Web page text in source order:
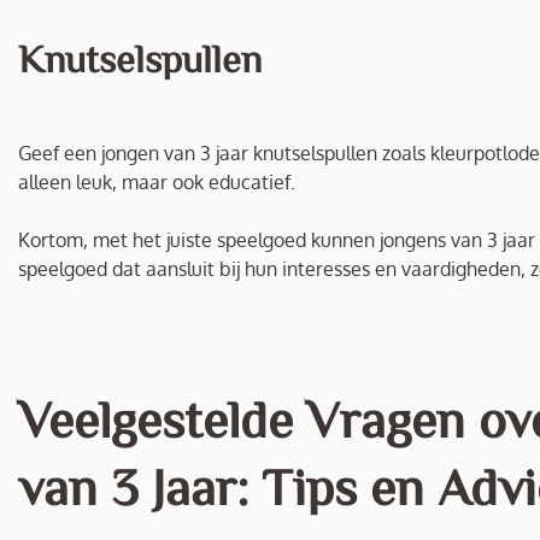
Knutselspullen
Geef een jongen van 3 jaar knutselspullen zoals
alleen leuk, maar ook educatief.
Kortom, met het juiste speelgoed kunnen jongens van 3
speelgoed dat aansluit bij hun interesses en
Veelgestelde Vragen
van 3 Jaar: Tips en